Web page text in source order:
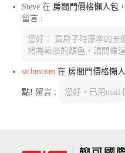
Steve 在 房間門價格懶人包
留言 :
您好： 買房子時原本的五
烤為較淡的顏色，請問像
sicbmcom 在 房間門價格懶
點! 留言 : 您好，已用mail